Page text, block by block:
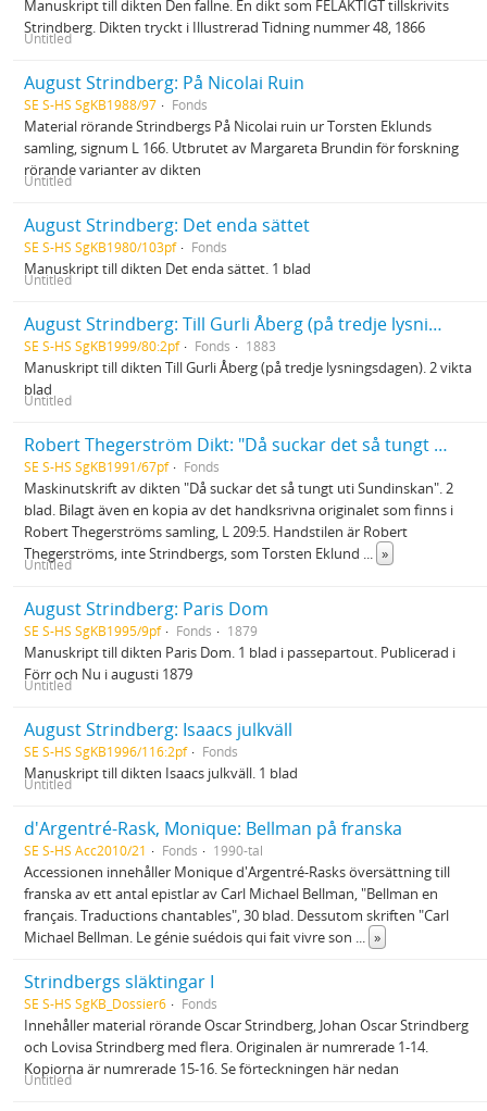
Manuskript till dikten Den fallne. En dikt som FELAKTIGT tillskrivits
Strindberg. Dikten tryckt i Illustrerad Tidning nummer 48, 1866
Untitled
August Strindberg: På Nicolai Ruin
SE S-HS SgKB1988/97 Fonds
Material rörande Strindbergs På Nicolai ruin ur Torsten Eklunds
samling, signum L 166. Utbrutet av Margareta Brundin för forskning
rörande varianter av dikten
Untitled
August Strindberg: Det enda sättet
SE S-HS SgKB1980/103pf Fonds
Manuskript till dikten Det enda sättet. 1 blad
Untitled
August Strindberg: Till Gurli Åberg (på tredje lysningsdagen)
SE S-HS SgKB1999/80:2pf Fonds 1883
Manuskript till dikten Till Gurli Åberg (på tredje lysningsdagen). 2 vikta
blad
Untitled
Robert Thegerström Dikt: "Då suckar det så tungt uti Sundinskan"
SE S-HS SgKB1991/67pf Fonds
Maskinutskrift av dikten "Då suckar det så tungt uti Sundinskan". 2
blad. Bilagt även en kopia av det handksrivna originalet som finns i
Robert Thegerströms samling, L 209:5. Handstilen är Robert
Thegerströms, inte Strindbergs, som Torsten Eklund ... »
Untitled
August Strindberg: Paris Dom
SE S-HS SgKB1995/9pf Fonds 1879
Manuskript till dikten Paris Dom. 1 blad i passepartout. Publicerad i
Förr och Nu i augusti 1879
Untitled
August Strindberg: Isaacs julkväll
SE S-HS SgKB1996/116:2pf Fonds
Manuskript till dikten Isaacs julkväll. 1 blad
Untitled
d'Argentré-Rask, Monique: Bellman på franska
SE S-HS Acc2010/21 Fonds 1990-tal
Accessionen innehåller Monique d'Argentré-Rasks översättning till
franska av ett antal epistlar av Carl Michael Bellman, "Bellman en
français. Traductions chantables", 30 blad. Dessutom skriften "Carl
Michael Bellman. Le génie suédois qui fait vivre son ... »
Strindbergs släktingar I
SE S-HS SgKB_Dossier6 Fonds
Innehåller material rörande Oscar Strindberg, Johan Oscar Strindberg
och Lovisa Strindberg med flera. Originalen är numrerade 1-14.
Kopiorna är numrerade 15-16. Se förteckningen här nedan
Untitled